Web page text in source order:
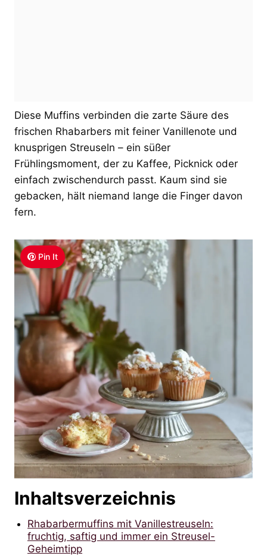
Diese Muffins verbinden die zarte Säure des
frischen Rhabarbers mit feiner Vanillenote und
knusprigen Streuseln – ein süßer
Frühlingsmoment, der zu Kaffee, Picknick oder
einfach zwischendurch passt. Kaum sind sie
gebacken, hält niemand lange die Finger davon
fern.
Pin It
Inhaltsverzeichnis
Rhabarbermuffins mit Vanillestreuseln:
fruchtig, saftig und immer ein Streusel-
Geheimtipp